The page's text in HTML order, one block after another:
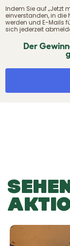
Indem Sie auf „Jetzt
einverstanden, in die
werden und E-Mails
sich jederzeit
Der